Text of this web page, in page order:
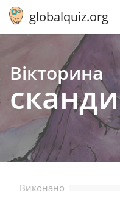
globalquiz.org
Вікторина
Bиконано